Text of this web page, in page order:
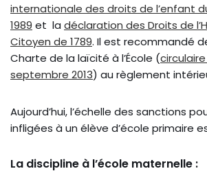
internationale des droits de l’enfant
1989 et la déclaration des Droits de
Citoyen de 1789. Il est recommandé
Charte de la laïcité à l’École (circulaire
septembre 2013) au règlement
Aujourd’hui, l’échelle des sanctions
infligées à un élève d’école primaire
La discipline à l’école maternelle :